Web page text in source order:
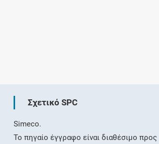
Σχετικό SPC
Simeco.
Το πηγαίο έγγραφο είναι διαθέσιμο προς